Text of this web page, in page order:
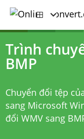
Trình
BMP
Chuyển đổi tệp
sang Microsoft
đổi WMV sang